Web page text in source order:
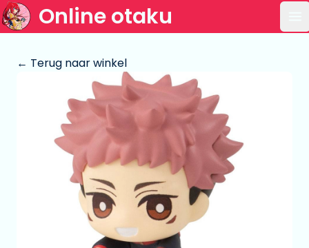
Online otaku
← Terug naar winkel